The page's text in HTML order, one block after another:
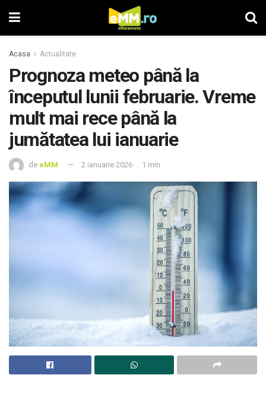
Acasa Actualitate
Prognoza meteo până la
începutul lunii februarie. Vreme
mult mai rece până la
jumătatea lui ianuarie
de eMM 2 ianuarie 2026 1 min